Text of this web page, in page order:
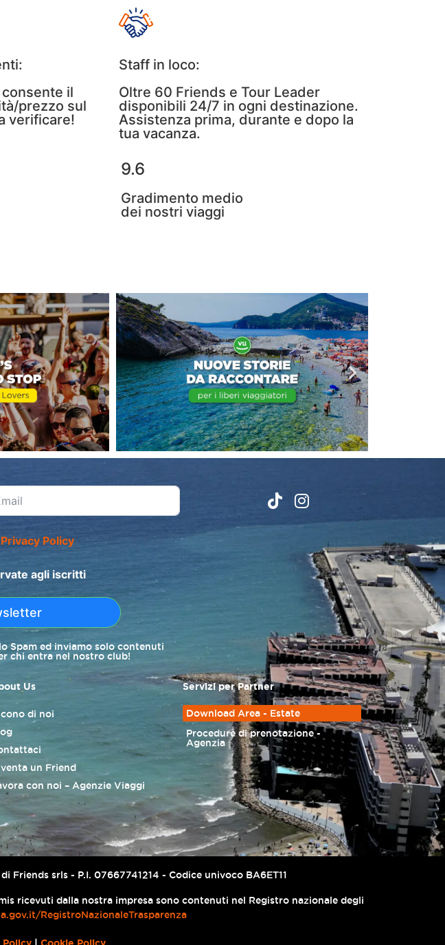
il
prezzo sul
verificare!
Staff in loco:
Oltre 60 Friends e Tour Leader
disponibili 24/7 in ogni destinazione.
Assistenza prima, durante e dopo la
tua vacanza.
9.6
Gradimento medio
dei nostri viaggi
Privacy Policy
agli iscritti
Spam ed inviamo solo contenuti
chi entra nel nostro club!
Us
di noi
un Friend
con noi – Agenzie Viaggi
Servizi per Partner
Download Area - Estate
Procedure di prenotazione -
Agenzia
srls - P.I. 07667741214 - Codice univoco BA6ET11
ricevuti dalla nostra impresa sono contenuti nel Registro nazionale degli
RegistroNazionaleTrasparenza